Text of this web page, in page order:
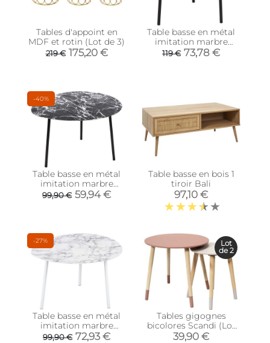
Tables d'appoint en
MDF et rotin (Lot de 3)
219 € 175,20 €
Table basse en métal
imitation marbre
Ovoid 67 x 60 cm (Noir)
119 € 73,78 €
-40%
Table basse en métal
imitation marbre
Ovoid 58 x 51 cm (Noir)
99,90 € 59,94 €
Table basse en bois 1
tiroir Bali
97,10 €
-27%
Table basse en métal
imitation marbre
Ovoid 67 x 60 cm
99,90 € 72,93 €
Tables gigognes
bicolores Scandi (Lot
de 2) (Rose)
39,90 €
Lot
de 2